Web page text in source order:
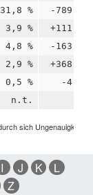
31,8 % -789
3,9 % +111
4,8 % -163
2,9 % +368
0,5 % -4
n.t.
sich
I J K
L
Z